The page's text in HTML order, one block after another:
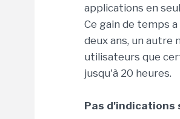
applications en
Ce gain de temps
deux ans, un autre
utilisateurs que
jusqu'à 20 heures.
Pas d'indications